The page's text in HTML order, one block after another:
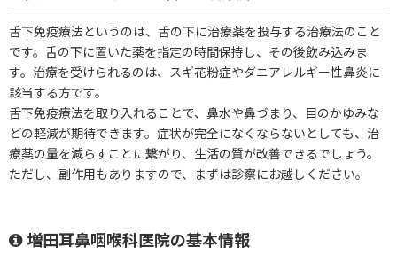
舌下免疫療法というのは、舌の下に治療薬を投与する治療法のこと
です。舌の下に置いた薬を指定の時間保持し、その後飲み込みま
す。治療を受けられるのは、スギ花粉症やダニアレルギー性鼻炎に
該当する方です。
舌下免疫療法を取り入れることで、鼻水や鼻づまり、目のかゆみな
どの軽減が期待できます。症状が完全になくならないとしても、治
療薬の量を減らすことに繋がり、生活の質が改善できるでしょう。
ただし、副作用もありますので、まずは診察にお越しください。
増田耳鼻咽喉科医院の基本情報